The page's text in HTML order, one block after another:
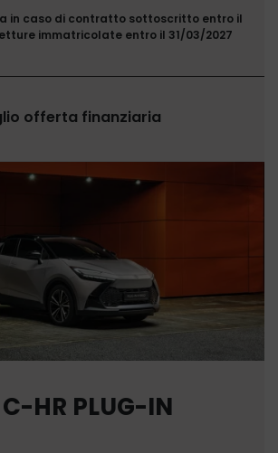
in caso di contratto sottoscritto entro il
immatricolate entro il 31/03/2027
offerta finanziaria
HR PLUG-IN